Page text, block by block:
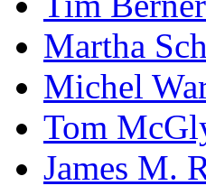
Martha
Michel
Tom
James M.